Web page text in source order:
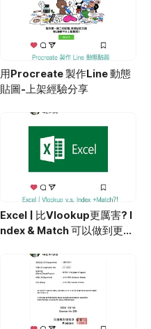
用Procreate 製作Line 動態
貼圖-上架經驗分享
Excel | 比Vlookup更厲害? I
ndex & Match 可以做到更多